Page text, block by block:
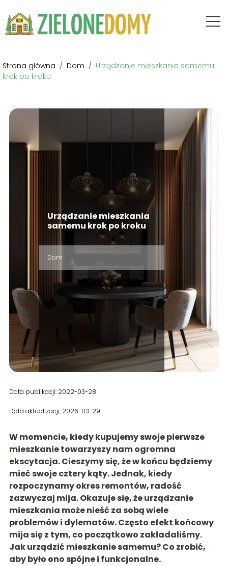
Strona główna / Dom / Urządzanie mieszkania samemu
krok po kroku
Urządzanie mieszkania
samemu krok po kroku
Dom
Data publikacji: 2022-03-28
Data aktualizacji: 2026-03-29
W momencie, kiedy kupujemy swoje pierwsze
mieszkanie towarzyszy nam ogromna
ekscytacja. Cieszymy się, że w końcu będziemy
mieć swoje cztery kąty. Jednak, kiedy
rozpoczynamy okres remontów, radość
zazwyczaj mija. Okazuje się, że urządzanie
mieszkania może nieść za sobą wiele
problemów i dylematów. Często efekt końcowy
mija się z tym, co początkowo zakładaliśmy.
Jak urządzić mieszkanie samemu? Co zrobić,
aby było ono spójne i funkcjonalne.